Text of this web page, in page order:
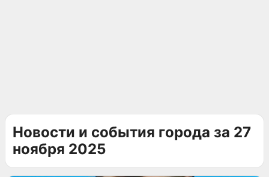
Новости и события города за 27
ноября 2025